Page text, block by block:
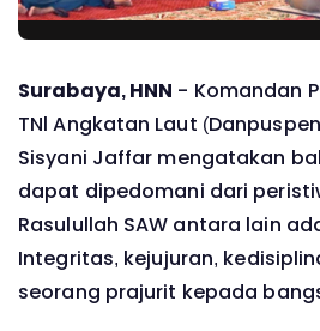
Surabaya, HNN - Komandan
TNl Angkatan Laut
Sisyani Jaffar mengatakan
dapat dipedomani dari
Rasulullah SAW antara lain
Integritas, kejujuran,
seorang prajurit kepada